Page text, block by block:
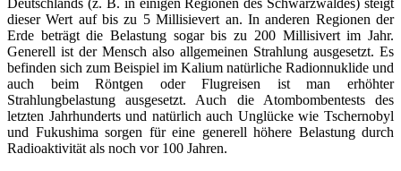
dieser Wert auf bis zu 5 Millisievert an. In anderen Regionen der
Erde beträgt die Belastung sogar bis zu 200 Millisivert im Jahr.
Generell ist der Mensch also allgemeinen Strahlung ausgesetzt. Es
befinden sich zum Beispiel im Kalium natürliche Radionnuklide und
auch beim Röntgen oder Flugreisen ist man erhöhter
Strahlungbelastung ausgesetzt. Auch die Atombombentests des
letzten Jahrhunderts und natürlich auch Unglücke wie Tschernobyl
und Fukushima sorgen für eine generell höhere Belastung durch
Radioaktivität als noch vor 100 Jahren.